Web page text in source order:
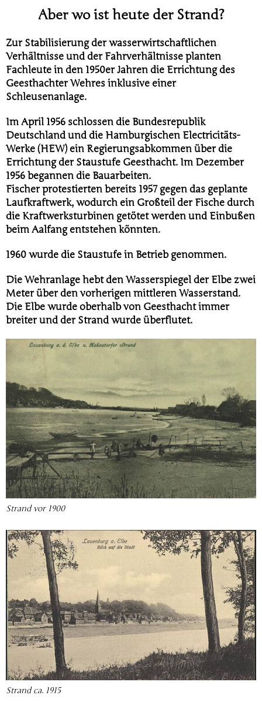
Aber wo ist heute der Strand?
Zur Stabilisierung der wasserwirtschaftlichen
Verhältnisse und der Fahrverhältnisse planten
Fachleute in den 1950er Jahren die Errichtung des
Geesthachter Wehres inklusive einer
Schleusenanlage.
Im April 1956 schlossen die Bundesrepublik
Deutschland und die Hamburgischen Electricitäts-
Werke (HEW) ein Regierungsabkommen über die
Errichtung der Staustufe Geesthacht. Im Dezember
1956 begannen die Bauarbeiten.
Fischer protestierten bereits 1957 gegen das geplante
Laufkraftwerk, wodurch ein Großteil der Fische durch
die Kraftwerksturbinen getötet werden und Einbußen
beim Aalfang entstehen könnten.
1960 wurde die Staustufe in Betrieb genommen.
Die Wehranlage hebt den Wasserspiegel der Elbe zwei
Meter über den vorherigen mittleren Wasserstand.
Die Elbe wurde oberhalb von Geesthacht immer
breiter und der Strand wurde überflutet.
Strand vor 1900
Strand ca. 1915